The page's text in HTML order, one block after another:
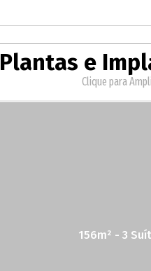
Plantas e
Clique para
156m² - 3